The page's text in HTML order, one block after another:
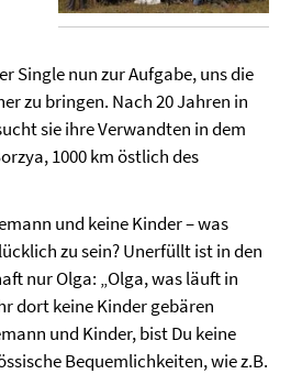
Single nun zur Aufgabe, uns die
zu bringen. Nach 20 Jahren in
sie ihre Verwandten in dem
1000 km östlich des
und keine Kinder – was
zu sein? Unerfüllt ist in den
nur Olga: „Olga, was läuft in
dort keine Kinder gebären
und Kinder, bist Du keine
Bequemlichkeiten, wie z.B.